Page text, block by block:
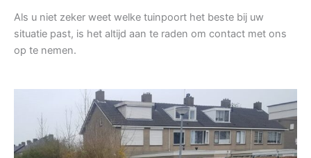
Als u niet zeker weet welke tuinpoort het beste bij uw
situatie past, is het altijd aan te raden om contact met ons
op te nemen.